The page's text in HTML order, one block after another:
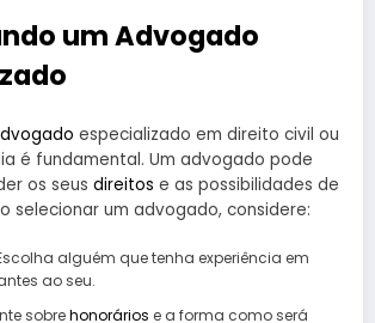
um Advogado
especializado em direito civil ou
é fundamental. Um advogado pode
os seus direitos e as possibilidades de
selecionar um advogado, considere:
alguém que tenha experiência em
ao seu.
sobrehonorários e a forma como será